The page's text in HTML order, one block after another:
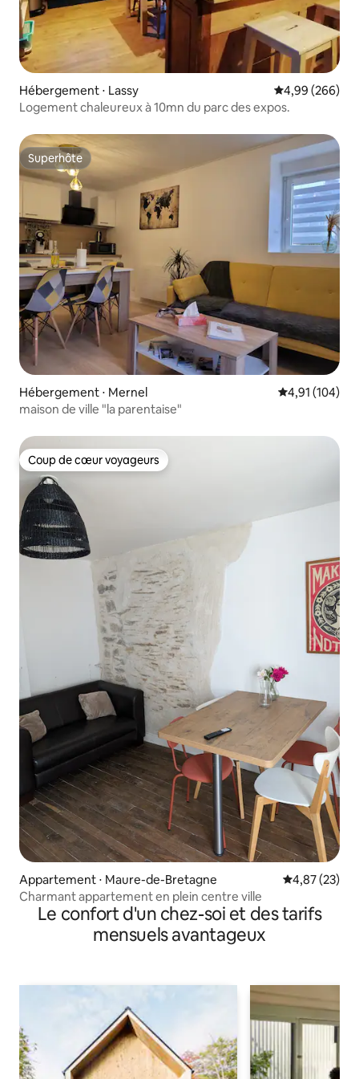
Hébergement ⋅ Lassy Évaluation
4,99 (266)
Logement chaleureux à 10mn du parc des expos.
Superhôte
Superhôte
Hébergement ⋅ Mernel Évaluation
4,91 (104)
maison de ville "la parentaise"
Coup de cœur voyageurs
Coup de cœur voyageurs
Appartement ⋅ Maure-de-Bretagne Évaluation
4,87 (23)
Charmant appartement en plein centre ville
Le confort d'un chez-soi et des tarifs
mensuels avantageux